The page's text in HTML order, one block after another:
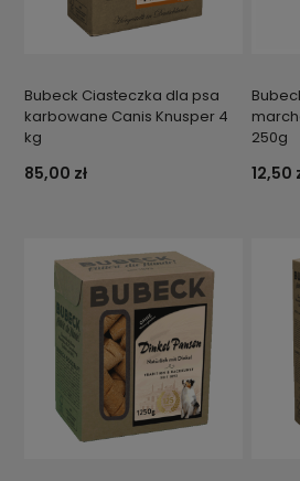
Bubeck Ciasteczka dla psa
karbowane Canis Knusper 4
kg
85,00 zł
250g
12,50